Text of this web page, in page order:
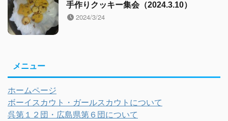
手作りクッキー集会（2024.3.10）
2024/3/24
メニュー
ホームページ
ボーイスカウト・ガールスカウトについて
呉第１２団・広島県第６団について